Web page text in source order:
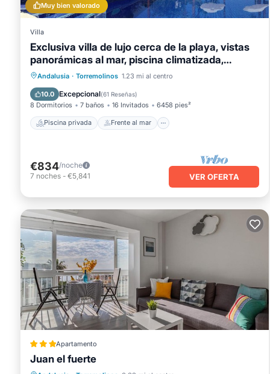
Muy bien valorado
Villa
Exclusiva villa de lujo cerca de la playa, vistas
panorámicas al mar, piscina climatizada,
jacuzzi wifi
Andalusia · Torremolinos 1.23 mi al centro
10.0 Excepcional(61 Reseñas)
8 Dormitorios 7 baños 16 Invitados 6458 pies²
Piscina privada Frente al mar
Piscina privada
Frente al mar
Bañera de hidromasaje
Chimenea/Calefacción
€834/noche
7 noches - €5,841 VER OFERTA
Apartamento
Juan el fuerte